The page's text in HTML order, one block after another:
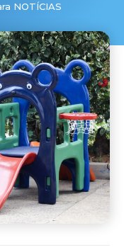
NOTÍCIAS